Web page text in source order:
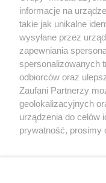
informacje na
takie jak unikalne
wysyłane przez
zapewniania
spersonalizowanych
odbiorców oraz
Zaufani Partnerzy
geolokalizacyjnych
urządzenia do celów
prywatność, prosimy